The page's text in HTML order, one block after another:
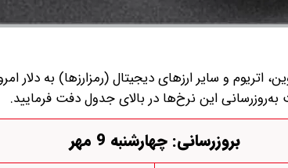
این نرخ‌ها در بالای جدول دفت فرمایید.
بروزرسانی: چهارشنبه 9 مهر